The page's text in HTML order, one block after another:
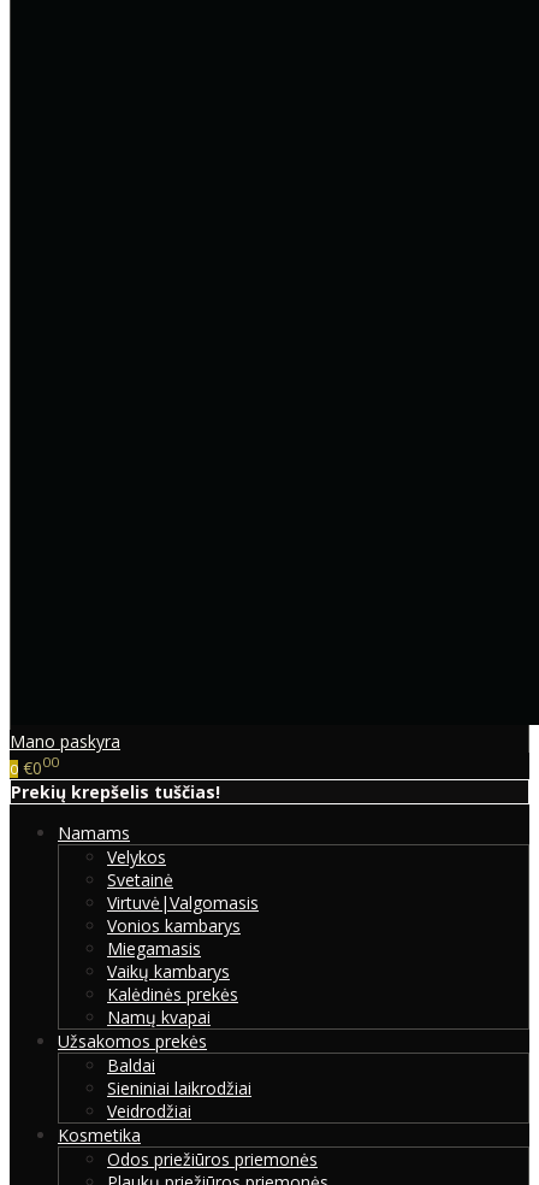
Mano paskyra
0 €000
Prekių krepšelis tuščias!
Namams
Velykos
Svetainė
Virtuvė|Valgomasis
Vonios kambarys
Miegamasis
Vaikų kambarys
Kalėdinės prekės
Namų kvapai
Užsakomos prekės
Baldai
Sieniniai laikrodžiai
Veidrodžiai
Kosmetika
Odos priežiūros priemonės